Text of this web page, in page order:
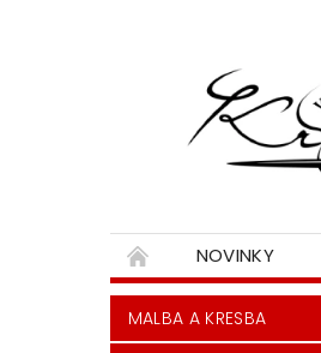
NOVINKY
MALBA A KRESBA